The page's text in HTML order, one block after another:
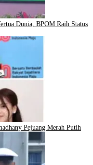
Dunia, BPOM Raih Status
Pejuang Merah Putih